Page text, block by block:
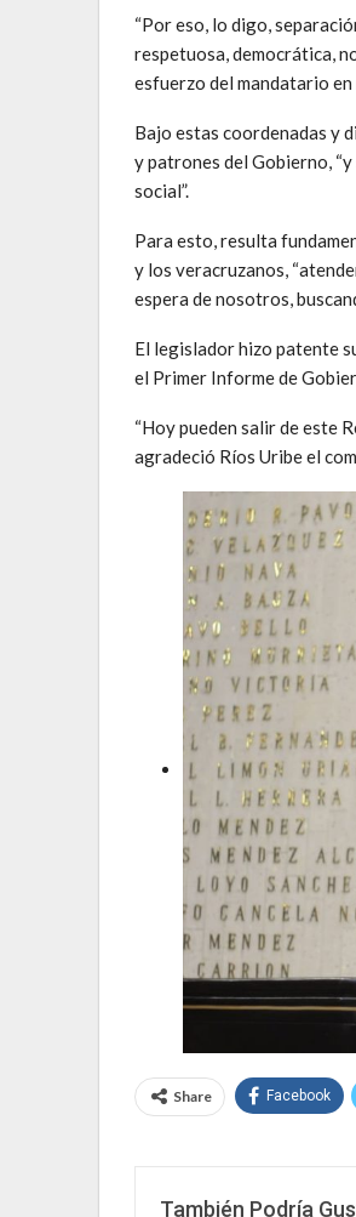
“Por eso, lo digo,
respetuosa, democrática,
esfuerzo del mandatario
Bajo estas coordenadas y
y patrones del Gobierno,
social”.
Para esto, resulta
y los veracruzanos,
espera de nosotros,
El legislador hizo patente
el Primer Informe de
“Hoy pueden salir de este
agradeció Ríos Uribe el
Share Facebook
También Podría